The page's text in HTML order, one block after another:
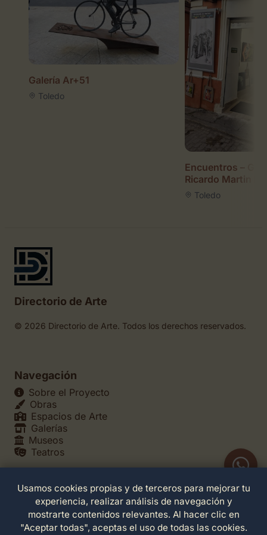
Galería Ar+51
Toledo
Encuentros –
Ricardo Martin
Toledo
Directorio de Arte
© 2026 Directorio de Arte. Todos los derechos reservados.
Navegación
Sobre el Proyecto
Obras
Espacios de Arte
Galerías
Museos
Teatros
Legales
Política de Privacidad
Política de Cookies
Usamos cookies propias y de terceros para mejorar tu
experiencia, realizar análisis de navegación y
mostrarte contenidos relevantes. Al hacer clic en
"Aceptar todas", aceptas el uso de todas las cookies.